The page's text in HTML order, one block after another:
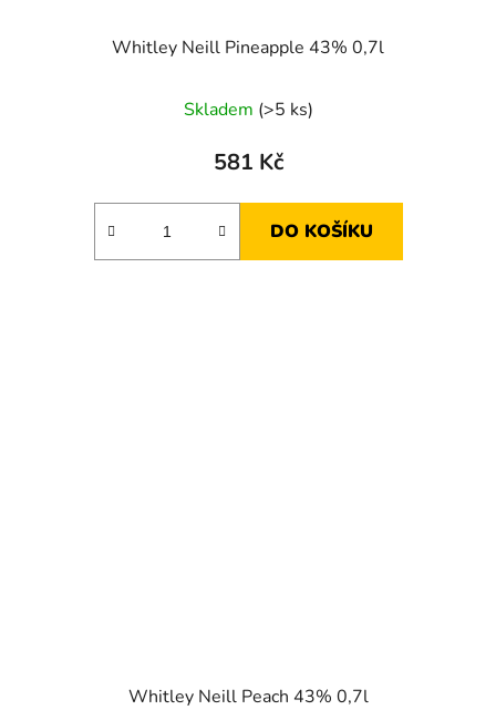
Whitley Neill Pineapple 43% 0,7l
Skladem (>5 ks)
581 Kč
DO KOŠÍKU
Whitley Neill Peach 43% 0,7l